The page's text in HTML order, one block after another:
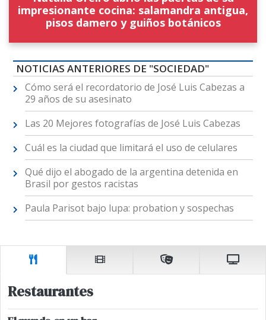
impresionante cocina: salamandra antigua,
pisos damero y guiños botánicos
NOTICIAS ANTERIORES DE "SOCIEDAD"
Cómo será el recordatorio de José Luis Cabezas a
29 años de su asesinato
Las 20 Mejores fotografías de José Luis Cabezas
Cuál es la ciudad que limitará el uso de celulares
Qué dijo el abogado de la argentina detenida en
Brasil por gestos racistas
Paula Parisot bajo lupa: probation y sospechas
Restaurantes